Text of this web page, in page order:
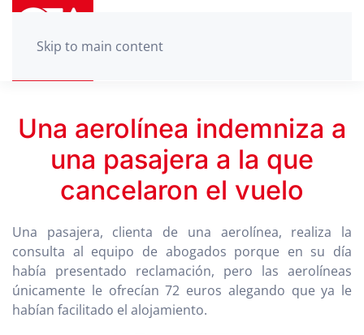
Skip to main content
Una aerolínea indemniza a
una pasajera a la que
cancelaron el vuelo
Una pasajera, clienta de una aerolínea, realiza la
consulta al equipo de abogados porque en su día
había presentado reclamación, pero las aerolíneas
únicamente le ofrecían 72 euros alegando que ya le
habían facilitado el alojamiento.